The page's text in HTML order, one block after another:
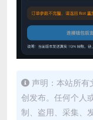
声明：本站所有
创发布。任何个人
制、盗用、采集、